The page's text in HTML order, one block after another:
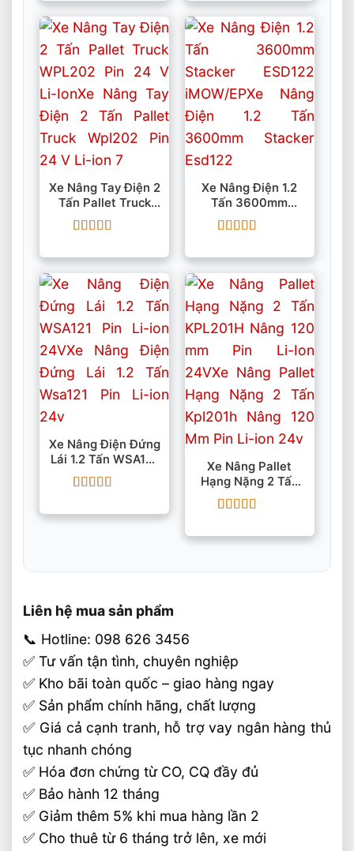
Xe Nâng Tay Điện 2
Tấn Pallet Truck
WPL202 Pin 24 V
Li-Ion
hạng55 sao
Xe Nâng Điện 1.2
Tấn 3600mm
Stacker ESD122
IMOW/EP
hạng55 sao
Xe Nâng Điện Đứng
Lái 1.2 Tấn WSA121
Pin Li-Ion 24V
hạng55 sao
Xe Nâng Pallet
Hạng Nặng 2 Tấn
KPL201H Nâng 120
Mm Pin Li-Ion 24V
hạng55 sao
Liên hệ mua sản phẩm
📞 Hotline: 098 626 3456
✅ Tư vấn tận tình, chuyên nghiệp
✅ Kho bãi toàn quốc – giao hàng ngay
✅ Sản phẩm chính hãng, chất lượng
✅ Giá cả cạnh tranh, hỗ trợ vay ngân hàng thủ
tục nhanh chóng
✅ Hóa đơn chứng từ CO, CQ đầy đủ
✅ Bảo hành 12 tháng
✅ Giảm thêm 5% khi mua hàng lần 2
✅ Cho thuê từ 6 tháng trở lên, xe mới